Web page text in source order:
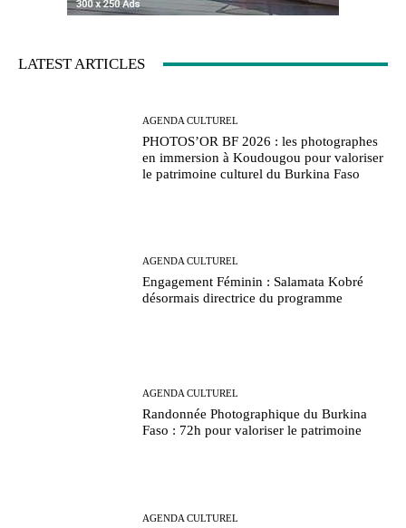
LATEST ARTICLES
AGENDA CULTUREL
PHOTOS’OR BF 2026 : les photographes
en immersion à Koudougou pour valoriser
le patrimoine culturel du Burkina Faso
AGENDA CULTUREL
Engagement Féminin : Salamata Kobré
désormais directrice du programme
AGENDA CULTUREL
Randonnée Photographique du Burkina
Faso : 72h pour valoriser le patrimoine
AGENDA CULTUREL